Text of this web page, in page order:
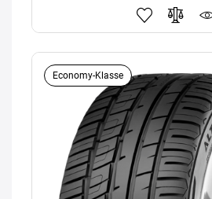
Economy-Klasse